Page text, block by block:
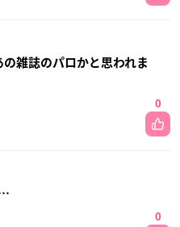
雑誌のパロかと思われま
0
…
0